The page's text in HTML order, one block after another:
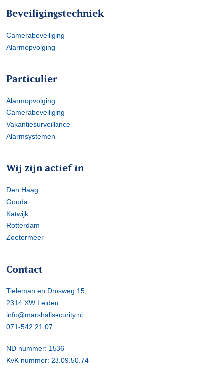
Beveiligingstechniek
Camerabeveiliging
Alarmopvolging
Particulier
Alarmopvolging
Camerabeveiliging
Vakantiesurveillance
Alarmsystemen
Wij zijn actief in
Den Haag
Gouda
Katwijk
Rotterdam
Zoetermeer
Contact
Tieleman en Drosweg 15,
2314 XW Leiden
info@marshallsecurity.nl
071-542 21 07
ND nummer: 1536
KvK nummer: 28.09.50.74